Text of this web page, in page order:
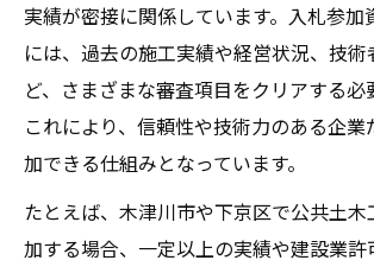
実績が密接に関係しています。入札参加
には、過去の施工実績や経営状況、技
ど、さまざまな審査項目をクリアする必
これにより、信頼性や技術力のある企
加できる仕組みとなっています。
たとえば、木津川市や下京区で公共土
加する場合、一定以上の実績や建設業